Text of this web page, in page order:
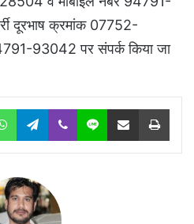
दूरभाष क्रमांक 07752-
93042 पर संपर्क किया जा
WhatsAppTelegram
Viber Line Share via Email Print